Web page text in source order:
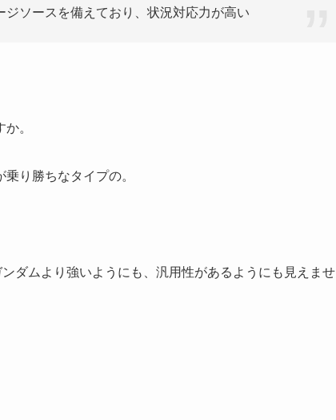
ソースを備えており、状況対応力が高い
。
り勝ちなタイプの。
ダムより強いようにも、汎用性があるようにも見えませ